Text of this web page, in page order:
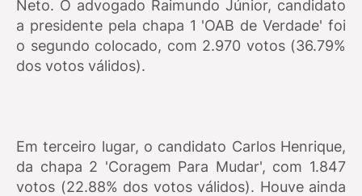
Neto. O advogado Raimundo Júnior, candidato
a presidente pela chapa 1 'OAB de Verdade' foi
o segundo colocado, com 2.970 votos (36.79%
dos votos válidos).
Em terceiro lugar, o candidato Carlos Henrique,
da chapa 2 'Coragem Para Mudar', com 1.847
votos (22.88% dos votos válidos). Houve ainda